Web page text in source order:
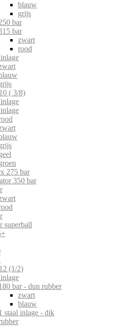
blauw
grijs
bar
bar
zwart
rood
( 3/8)
275 bar
350 bar
superball
(1/2)
bar - dun rubber
zwart
blauw
staal inlage - dik